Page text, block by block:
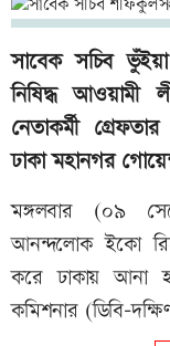
সাবেক সচিব
নিষিদ্ধ
নেতাকর্মী
ঢাকা মহানগর
মঙ্গলবার (০৯
আনন্দলোক ইকো
করে ঢাকায় আনা
কমিশনার (ডিবি-